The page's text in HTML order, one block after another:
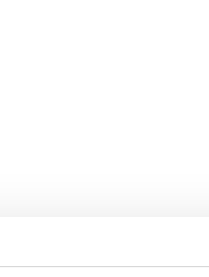
tag @megadumpnl.